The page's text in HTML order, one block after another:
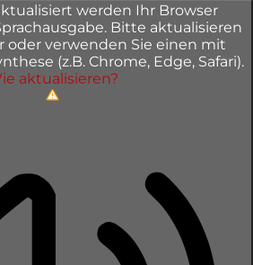
werden Ihr Browser
Bitte aktualisieren
oder verwenden Sie einen mit
(z.B. Chrome, Edge, Safari).
aktualisieren?